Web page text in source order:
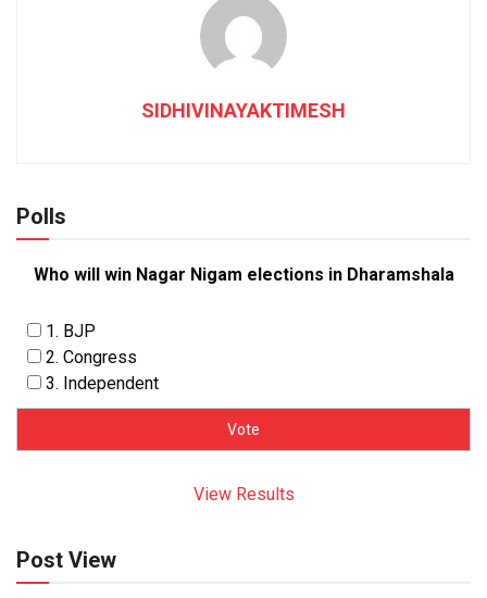
SIDHIVINAYAKTIMESH
Polls
Who will win Nagar Nigam elections in Dharamshala
1. BJP
2. Congress
3. Independent
View Results
Post View